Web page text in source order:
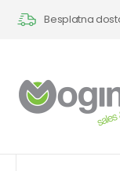
Besplatna